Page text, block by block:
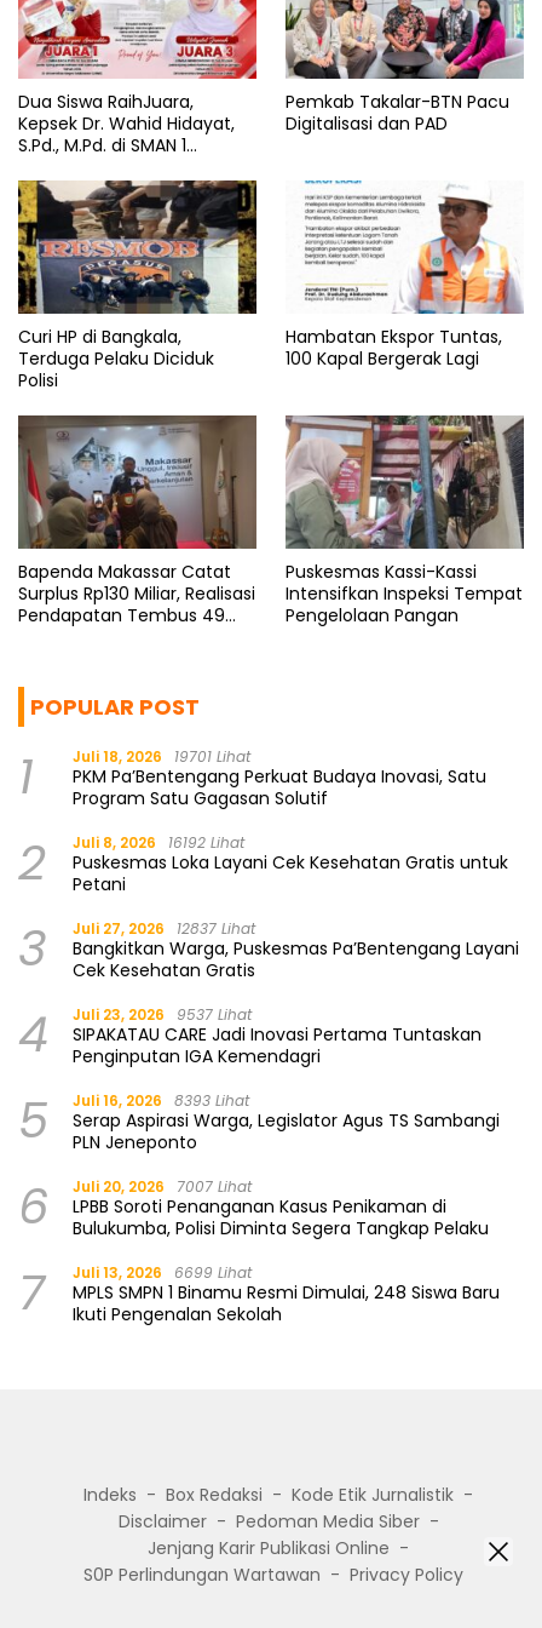
Dua Siswa RaihJuara,
Kepsek Dr. Wahid Hidayat,
S.Pd., M.Pd. di SMAN 1
Pemkab Takalar-BTN Pacu
Digitalisasi dan PAD
Curi HP di Bangkala,
Terduga Pelaku Diciduk
Polisi
Hambatan Ekspor Tuntas,
100 Kapal Bergerak Lagi
Bapenda Makassar Catat
Surplus Rp130 Miliar, Realisasi
Pendapatan Tembus 49
Puskesmas Kassi-Kassi
Intensifkan Inspeksi Tempat
Pengelolaan Pangan
POPULAR POST
1 Juli 18, 2026 19701 Lihat
PKM Pa’Bentengang Perkuat Budaya Inovasi, Satu
Program Satu Gagasan Solutif
2 Juli 8, 2026 16192 Lihat
Puskesmas Loka Layani Cek Kesehatan Gratis untuk
Petani
3 Juli 27, 2026 12837 Lihat
Bangkitkan Warga, Puskesmas Pa’Bentengang Layani
Cek Kesehatan Gratis
4 Juli 23, 2026 9537 Lihat
SIPAKATAU CARE Jadi Inovasi Pertama Tuntaskan
Penginputan IGA Kemendagri
5 Juli 16, 2026 8393 Lihat
Serap Aspirasi Warga, Legislator Agus TS Sambangi
PLN Jeneponto
6 Juli 20, 2026 7007 Lihat
LPBB Soroti Penanganan Kasus Penikaman di
Bulukumba, Polisi Diminta Segera Tangkap Pelaku
7 Juli 13, 2026 6699 Lihat
MPLS SMPN 1 Binamu Resmi Dimulai, 248 Siswa Baru
Ikuti Pengenalan Sekolah
Indeks Box Redaksi
Kode Etik Jurnalistik
Disclaimer
Pedoman Media Siber
Jenjang Karir Publikasi Online
S0P Perlindungan Wartawan
Privacy Policy